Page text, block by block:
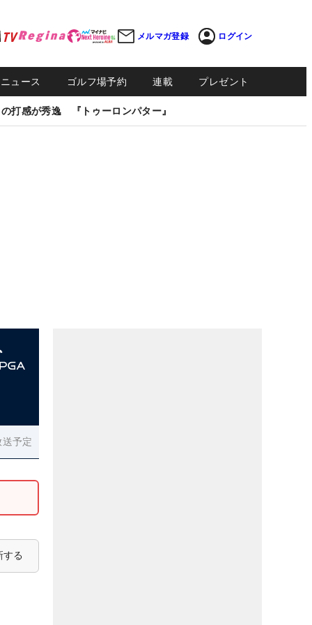
メルマガ登録 ログイン
ュース ゴルフ場予約 連載 プレゼント
打感が秀逸 『トゥーロンパター』
予定
する